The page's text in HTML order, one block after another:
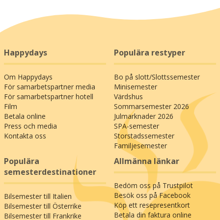
torgmarknaden som äger rum varje måndag i
från den livliga handeln med de läckraste lokala
och garanterat helt solmogna råvarorna. En
utflykt längs Gardasjön med stopp i de olika
städerna - var och en med sin helt egen charm -
är också en rekommenderad
semesterupplevelse. Har du barnen med så
ligger den populära nöjesparken Gardaland
endast femton minuters bilfärd från ditt hotell -
trevlig sommarsemester vid Gardasjön!
Happydays
Om Happydays
För samarbetspartner media
För samarbetspartner hotell
Film
Betala online
Press och media
Kontakta oss
Populära restyper
Bo på slott/Slottssemester
Minisemester
Värdshus
Sommarsemester 2026
Julmarknader 2026
SPA-semester
Storstadssemester
Familjesemester
Populära
semesterdestinationer
Bilsemester till Italien
Bilsemester till Österrike
Bilsemester till Frankrike
Allmänna länkar
Bedöm oss på Trustpilot
Besök oss på Facebook
Köp ett resepresentkort
Betala din faktura online